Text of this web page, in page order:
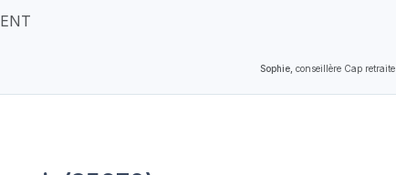
Sophie, conseillère Cap retraite